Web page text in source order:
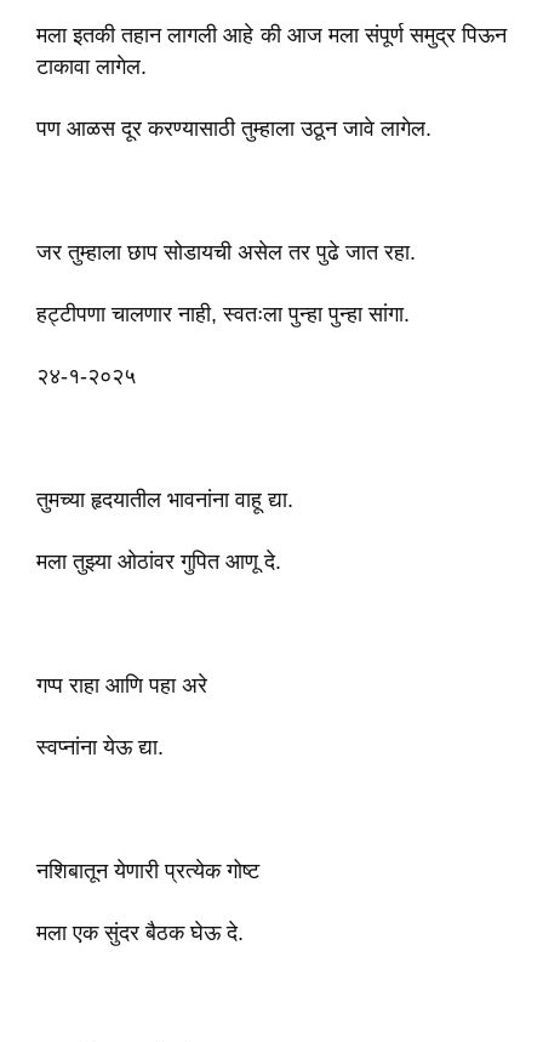
मला इतकी तहान लागली आहे की आज मला संपूर्ण समुद्र पिऊन
टाकावा लागेल.
पण आळस दूर करण्यासाठी तुम्हाला उठून जावे लागेल.
जर तुम्हाला छाप सोडायची असेल तर पुढे जात रहा.
हट्टीपणा चालणार नाही, स्वतःला पुन्हा पुन्हा सांगा.
२४-१-२०२५
तुमच्या हृदयातील भावनांना वाहू द्या.
मला तुझ्या ओठांवर गुपित आणू दे.
गप्प राहा आणि पहा अरे
स्वप्नांना येऊ द्या.
नशिबातून येणारी प्रत्येक गोष्ट
मला एक सुंदर बैठक घेऊ दे.